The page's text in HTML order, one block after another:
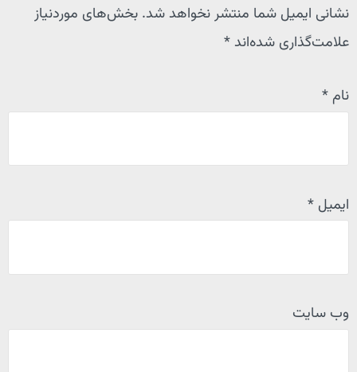
نشانی ایمیل شما منتشر نخواهد شد. بخش‌های موردنیاز
علامت‌گذاری شده‌اند *
نام *
ایمیل *
وب‌ سایت